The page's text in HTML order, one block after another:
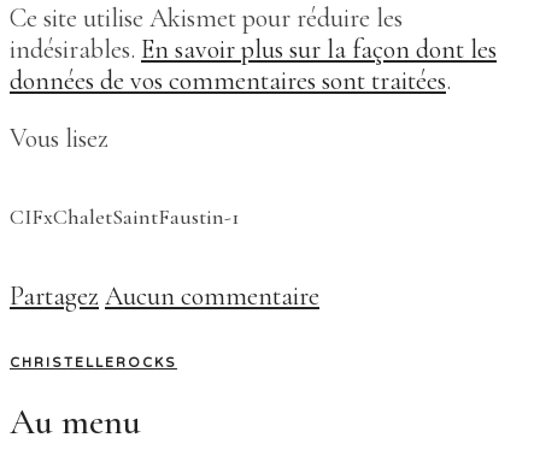
Ce site utilise Akismet pour réduire les
indésirables. En savoir plus sur la façon dont les
données de vos commentaires sont traitées.
Vous lisez
CIFxChaletSaintFaustin-1
Partagez Aucun commentaire
CHRISTELLEROCKS
Au menu